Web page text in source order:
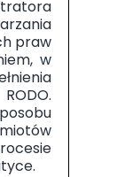
praw
w